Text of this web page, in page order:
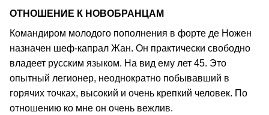
ОТНОШЕНИЕ К НОВОБРАНЦАМ
Командиром молодого пополнения в форте де Ножен
назначен шеф-капрал Жан. Он практически свободно
владеет русским языком. На вид ему лет 45. Это
опытный легионер, неоднократно побывавший в
горячих точках, высокий и очень крепкий человек. По
отношению ко мне он очень вежлив.